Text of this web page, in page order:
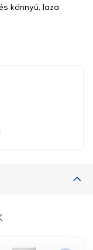
könnyű, laza